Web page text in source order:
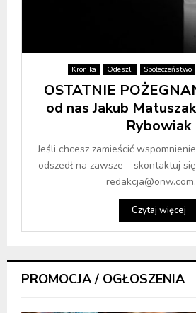
Kronika Odeszli Społeczeństwo
OSTATNIE
od nas Jakub
Rybowiak
Jeśli chcesz zamieścić
odszedł na zawsze – skontaktuj
Czytaj więcej
PROMOCJA / OGŁOSZENIA